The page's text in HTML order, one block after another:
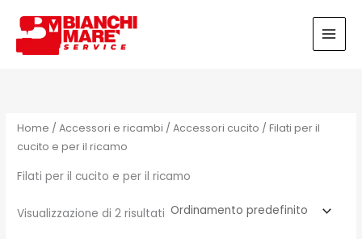
contenuto
Home /Accessori e ricambi /Accessori cucito / Filati per il
cucito e per il ricamo
Filati per il cucito e per il ricamo
Visualizzazione di 2 risultati